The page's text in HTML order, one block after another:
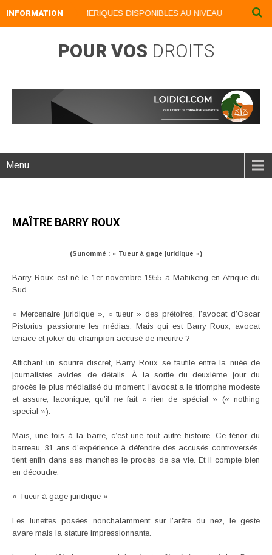
INFORMATION
NOS LIVRES NUMERIQUES DISPONIBLES AU NIVEAU DU MENU
POUR VOS DROITS
Menu
MAÎTRE BARRY ROUX
(Sunommé : « Tueur à gage juridique »)
Barry Roux est né le 1er novembre 1955 à Mahikeng en Afrique du
Sud
« Mercenaire juridique », « tueur » des prétoires, l’avocat d’Oscar
Pistorius passionne les médias. Mais qui est Barry Roux, avocat
tenace et joker du champion accusé de meurtre ?
Affichant un sourire discret, Barry Roux se faufile entre la nuée de
journalistes avides de détails. À la sortie du deuxième jour du
procès le plus médiatisé du moment; l’avocat a le triomphe modeste
et assure, laconique, qu’il ne fait « rien de spécial » (« nothing
special »).
Mais, une fois à la barre, c’est une tout autre histoire. Ce ténor du
barreau, 31 ans d’expérience à défendre des accusés controversés,
tient enfin dans ses manches le procès de sa vie. Et il compte bien
en découdre.
« Tueur à gage juridique »
Les lunettes posées nonchalamment sur l’arête du nez, le geste
avare mais la stature impressionnante.